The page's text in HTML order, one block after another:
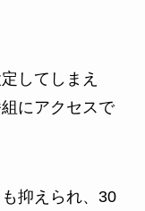
してしまえ
にアクセスで
抑えられ、30